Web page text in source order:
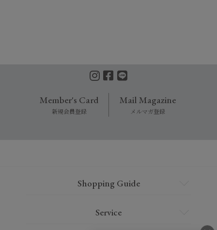
Member's Card
新規会員登録
Mail Magazine
メルマガ登録
Shopping Guide
Service